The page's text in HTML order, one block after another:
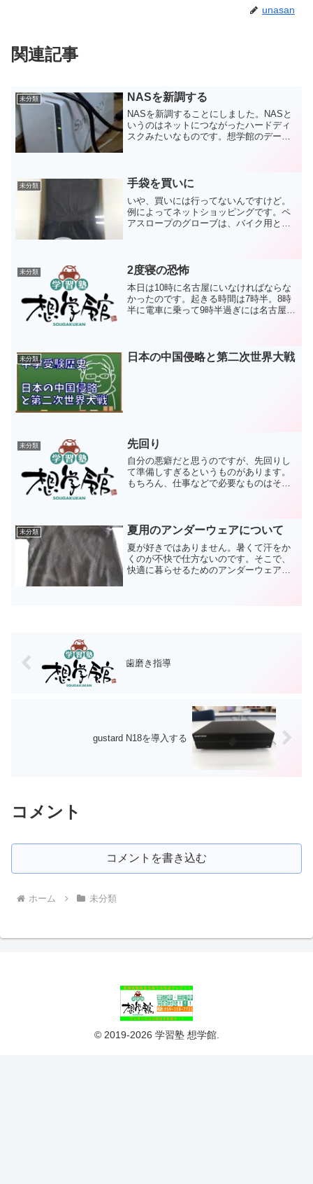
unasan
関連記事
未分類 NASを新調する
NASを新調することにしました。NASと
いうのはネットにつながったハードディ
スクみたいなものです。想学館のデータ
うすぐ10年...
未分類 手袋を買いに
いや、買いには行ってないんですけど。
例によってネットショッピングです。ペ
アスロープのグローブは、バイク用とし
いう製品。手の全面にサ...
未分類 2度寝の恐怖
本日は10時に名古屋にいなければならな
かったのです。起きる時間は7時半。8時
半に電車に乗って9時半過ぎには名古屋に
有様でした...
未分類 日本の中国侵略と第二次世界大戦
未分類 先回り
自分の悪癖だと思うのですが、先回りし
て準備しすぎるというものがあります。
もちろん、仕事などで必要なものはそれ
ういうのは良くない。しっ...
未分類 夏用のアンダーウェアについて
夏が好きではありません。暑くて汗をか
くのが不快で仕方ないのです。そこで、
快適に暮らせるためのアンダーウェアを
歯磨き指導
gustard N18を導入する
コメント
コメントを書き込む
ホーム 未分類
© 2019-2026 学習塾 想学館.